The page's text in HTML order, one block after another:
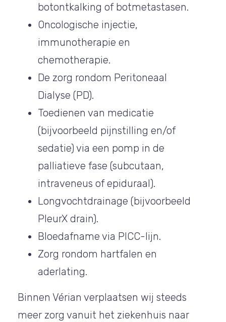
botontkalking of botmetastasen.
Oncologische injectie,
immunotherapie en
chemotherapie.
De zorg rondom Peritoneaal
Dialyse (PD).
Toedienen van medicatie
(bijvoorbeeld pijnstilling en/of
sedatie) via een pomp in de
palliatieve fase (subcutaan,
intraveneus of epiduraal).
Longvochtdrainage (bijvoorbeeld
PleurX drain).
Bloedafname via PICC-lijn.
Zorg rondom hartfalen en
aderlating.
Binnen Vérian verplaatsen wij steeds
meer zorg vanuit het ziekenhuis naar